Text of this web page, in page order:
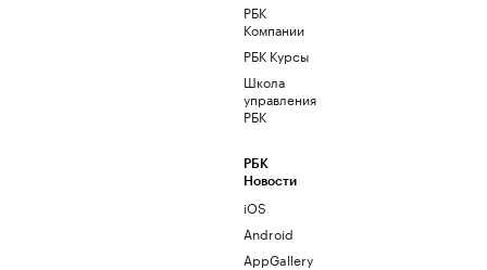
РБК
Компании
РБК Курсы
Школа
управления
РБК
РБК
Новости
iOS
Android
AppGallery